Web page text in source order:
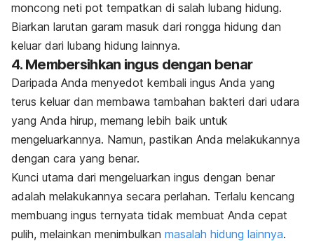
moncong neti pot tempatkan di salah lubang hidung.
Biarkan larutan garam masuk dari rongga hidung dan
keluar dari lubang hidung lainnya.
4. Membersihkan ingus dengan benar
Daripada Anda menyedot kembali ingus Anda yang
terus keluar dan membawa tambahan bakteri dari udara
yang Anda hirup, memang lebih baik untuk
mengeluarkannya. Namun, pastikan Anda melakukannya
dengan cara yang benar.
Kunci utama dari mengeluarkan ingus dengan benar
adalah melakukannya secara perlahan. Terlalu kencang
membuang ingus ternyata tidak membuat Anda cepat
pulih, melainkan menimbulkan masalah hidung lainnya.